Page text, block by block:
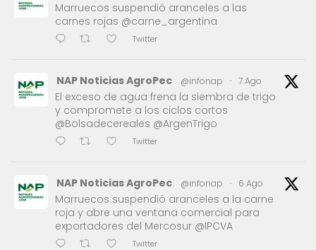
Marruecos suspendió aranceles a las
carnes rojas @carne_argentina
Twitter
NAP Noticias AgroPec @infonap · 7 Ago
El exceso de agua frena la siembra de trigo
y compromete a los ciclos cortos
@Bolsadecereales @ArgenTrigo
Twitter
NAP Noticias AgroPec @infonap · 6 Ago
Marruecos suspendió aranceles a la carne
roja y abre una ventana comercial para
exportadores del Mercosur @IPCVA
Twitter